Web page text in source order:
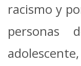
racismo y
personas